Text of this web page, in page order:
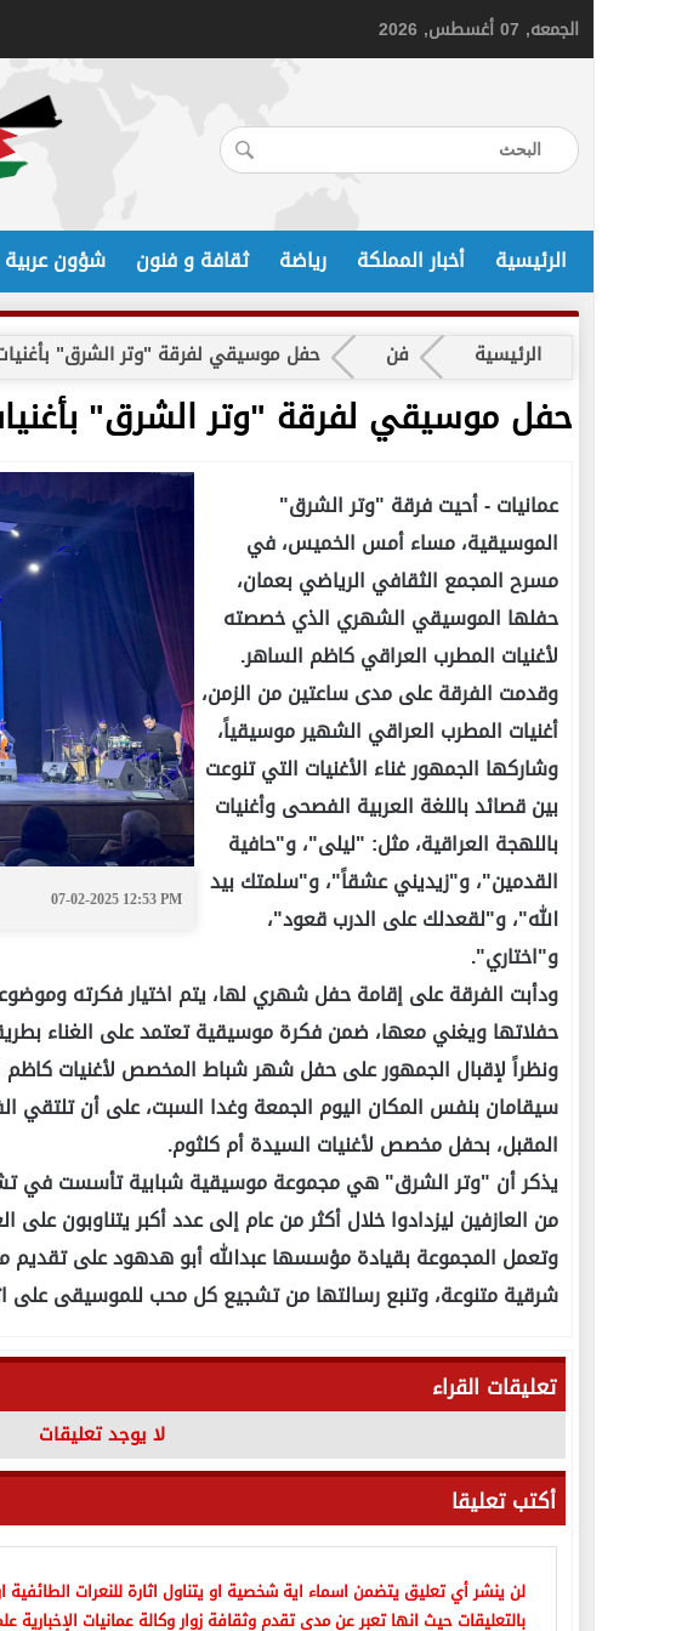
الجمعه, 07 أغسطس, 2026
الرئيسية أخبار المملكة رياضة ثقافة و فنون شؤون عربية
الرئيسية فن حفل موسيقي لفرقة "وتر الشرق"
حفل موسيقي لفرقة "وتر الشرق"
07-02-2025 12:53 PM
عمانيات -أحيت فرقة "وتر الشرق"
الموسيقية، مساء أمس الخميس، في
مسرح المجمع الثقافي الرياضي بعمان،
حفلها الموسيقي الشهري الذي خصصته
لأغنيات المطرب العراقي كاظم الساهر.
وقدمت الفرقة على مدى ساعتين من الزمن،
أغنيات المطرب العراقي الشهير موسيقياً،
وشاركها الجمهور غناء الأغنيات التي تنوعت
بين قصائد باللغة العربية الفصحى وأغنيات
باللهجة العراقية، مثل: "ليلى"، و"حافية
القدمين"، و"زيديني عشقاً"، و"سلمتك بيد
الله"، و"لقعدلك على الدرب قعود"،
و"اختاري".
ودأبت الفرقة على إقامة حفل شهري لها، يتم اختيار فكرته
حفلاتها ويغني معها، ضمن فكرة موسيقية تعتمد على الغناء
ونظراً لإقبال الجمهور على حفل شهر شباط المخصص لأغنيات كاظم
المقبل، بحفل مخصص لأغنيات السيدة أم كلثوم.
من العازفين ليزدادوا خلال أكثر من عام إلى عدد أكبر يتناوبون على
وتعمل المجموعة بقيادة مؤسسها عبدالله أبو هدهود على
شرقية متنوعة، وتنبع رسالتها من تشجيع كل محب للموسيقى على
تعليقات القراء
لا يوجد تعليقات
أكتب تعليقا
لن ينشر أي تعليق يتضمن اسماء اية شخصية او يتناول اثارة للنعرات
بالتعليقات حيث انها تعبر عن مدى تقدم وثقافة زوار وكالة عمانيات الإخبارية